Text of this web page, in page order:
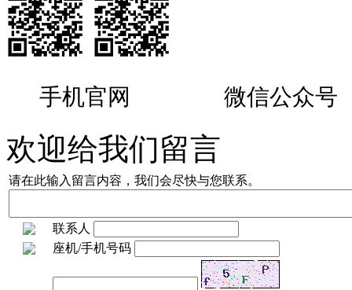
手机官网 微信公众号
欢迎给我们留言
请在此输入留言内容，我们会尽快与您联系。
联系人
座机/手机号码